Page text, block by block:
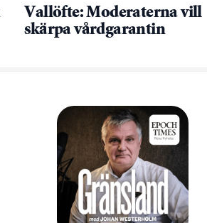
Vallöfte: Moderaterna vill
skärpa vårdgarantin